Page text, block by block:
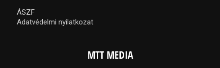
ÁSZF
Adatvédelmi nyilatkozat
MTT MEDIA